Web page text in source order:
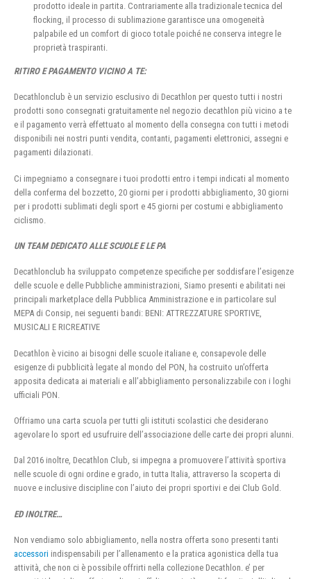
prodotto ideale in partita. Contrariamente alla tradizionale tecnica del
flocking, il processo di sublimazione garantisce una omogeneità
palpabile ed un comfort di gioco totale poiché ne conserva integre le
proprietà traspiranti.
RITIRO E PAGAMENTO VICINO A TE:
Decathlonclub è un servizio esclusivo di Decathlon per questo tutti i nostri
prodotti sono consegnati gratuitamente nel negozio decathlon più vicino a te
e il pagamento verrà effettuato al momento della consegna con tutti i metodi
disponibili nei nostri punti vendita, contanti, pagamenti elettronici, assegni e
pagamenti dilazionati.
Ci impegniamo a consegnare i tuoi prodotti entro i tempi indicati al momento
della conferma del bozzetto, 20 giorni per i prodotti abbigliamento, 30 giorni
per i prodotti sublimati degli sport e 45 giorni per costumi e abbigliamento
ciclismo.
UN TEAM DEDICATO ALLE SCUOLE E LE PA
Decathlonclub ha sviluppato competenze specifiche per soddisfare l’esigenze
delle scuole e delle Pubbliche amministrazioni, Siamo presenti e abilitati nei
principali marketplace della Pubblica Amministrazione e in particolare sul
MEPA di Consip, nei seguenti bandi: BENI: ATTREZZATURE SPORTIVE,
MUSICALI E RICREATIVE
Decathlon è vicino ai bisogni delle scuole italiane e, consapevole delle
esigenze di pubblicità legate al mondo del PON, ha costruito un’offerta
apposita dedicata ai materiali e all’abbigliamento personalizzabile con i loghi
ufficiali PON.
Offriamo una carta scuola per tutti gli istituti scolastici che desiderano
agevolare lo sport ed usufruire dell’associazione delle carte dei propri alunni.
Dal 2016 inoltre, Decathlon Club, si impegna a promuovere l’attività sportiva
nelle scuole di ogni ordine e grado, in tutta Italia, attraverso la scoperta di
nuove e inclusive discipline con l’aiuto dei propri sportivi e dei Club Gold.
ED INOLTRE…
Non vendiamo solo abbigliamento, nella nostra offerta sono presenti tanti
accessori indispensabili per l’allenamento e la pratica agonistica della tua
attività, che non ci è possibile offrirti nella collezione Decathlon. e’ per